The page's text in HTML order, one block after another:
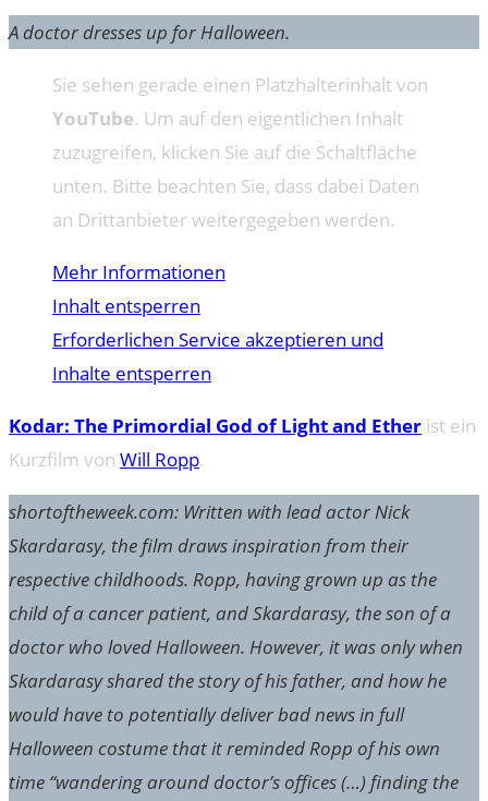
A doctor dresses up for Halloween.
Sie sehen gerade einen Platzhalterinhalt von
YouTube. Um auf den eigentlichen Inhalt
zuzugreifen, klicken Sie auf die Schaltfläche
unten. Bitte beachten Sie, dass dabei Daten
an Drittanbieter weitergegeben werden.
Mehr Informationen
Inhalt entsperren
Erforderlichen Service akzeptieren und
Inhalte entsperren
Kodar: The Primordial God of Light and Ether ist ein
Kurzfilm von Will Ropp.
shortoftheweek.com: Written with lead actor Nick
Skardarasy, the film draws inspiration from their
respective childhoods. Ropp, having grown up as the
child of a cancer patient, and Skardarasy, the son of a
doctor who loved Halloween. However, it was only when
Skardarasy shared the story of his father, and how he
would have to potentially deliver bad news in full
Halloween costume that it reminded Ropp of his own
time “wandering around doctor’s offices (…) finding the